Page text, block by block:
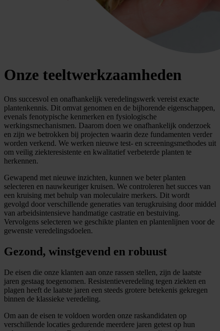
Onze teeltwerkzaamheden
Ons succesvol en onafhankelijk veredelingswerk vereist exacte
plantenkennis. Dit omvat genomen en de bijhorende eigenschappen,
evenals fenotypische kenmerken en fysiologische
werkingsmechanismen. Daarom doen we onafhankelijk onderzoek
en zijn we betrokken bij projecten waarin deze fundamenten verder
worden verkend. We werken nieuwe test- en screeningsmethodes uit
om veilig ziekteresistente en kwalitatief verbeterde planten te
herkennen.
Gewapend met nieuwe inzichten, kunnen we beter planten
selecteren en nauwkeuriger kruisen. We controleren het succes van
een kruising met behulp van moleculaire merkers. Dit wordt
gevolgd door verschillende generaties van terugkruising door middel
van arbeidsintensieve handmatige castratie en bestuiving.
Vervolgens selecteren we geschikte planten en plantenlijnen voor de
gewenste veredelingsdoelen.
Gezond, winstgevend en robuust
De eisen die onze klanten aan onze rassen stellen, zijn de laatste
jaren gestaag toegenomen. Resistentieveredeling tegen ziekten en
plagen heeft de laatste jaren een steeds grotere betekenis gekregen
binnen de klassieke veredeling.
Om aan de eisen te voldoen worden onze raskandidaten op
verschillende locaties gedurende meerdere jaren getest op hun